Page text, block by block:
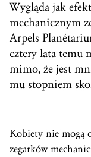
Wygląda jak
mechanicznym
Arpels
cztery lata temu
mimo, że jest
mu stopniem
Kobiety nie mogą
zegarków